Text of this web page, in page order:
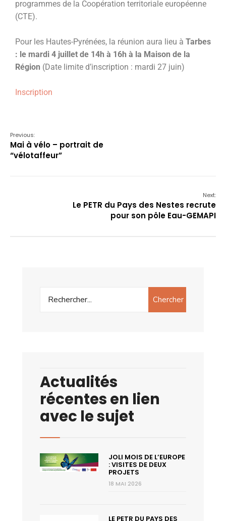
programmes de la Coopération territoriale européenne
(CTE).
Pour les Hautes-Pyrénées, la réunion aura lieu à Tarbes
: le mardi 4 juillet de 14h à 16h à la Maison de la
Région (Date limite d’inscription : mardi 27 juin)
Inscription
Previous:
Mai à vélo – portrait de
“vélotaffeur”
Next:
Le PETR du Pays des Nestes recrute
pour son pôle Eau-GEMAPI
Chercher
Actualités
récentes en lien
avec le sujet
JOLI MOIS DE L’EUROPE
: VISITES DE DEUX
PROJETS
18 MAI 2026
LE PETR DU PAYS DES